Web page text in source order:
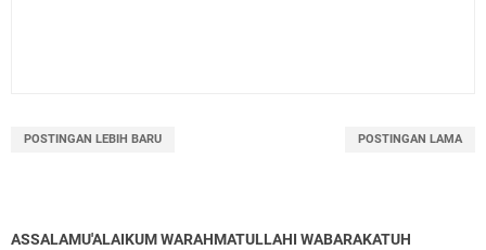
POSTINGAN LEBIH BARU POSTINGAN LAMA
ASSALAMU'ALAIKUM WARAHMATULLAHI WABARAKATUH